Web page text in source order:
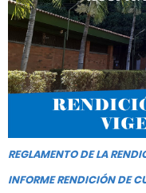
REGLAMENTO DE LA
INFORME RENDICIÓN DE